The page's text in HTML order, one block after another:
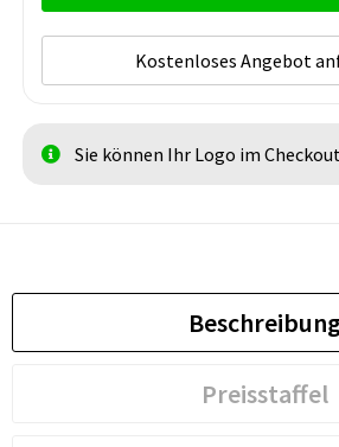
Kostenloses Angebot
Sie können Ihr Logo im
Beschreibung
Preisstaffel